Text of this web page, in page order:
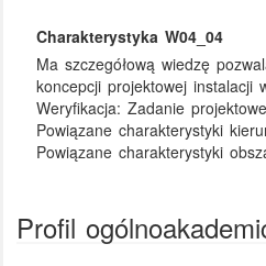
Charakterystyka W04_04
Ma szczegółową wiedzę
koncepcji projektowej instalacji
Weryfikacja:Zadanie
Powiązane charakterystyki
Powiązane charakterystyki
Profil